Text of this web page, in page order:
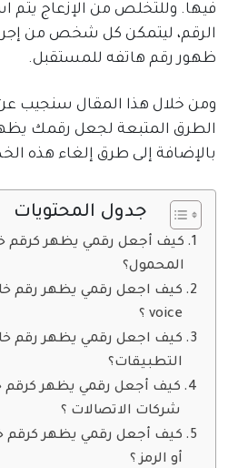
فيها. وللتخلص من الإزعاج يتم
الرقم، ليتمكن كل شخص من
ظهور رقم هاتفه للمستقبل.
ومن خلال هذا المقال سنجيب
الطرق المتبعة لجعل رقمك
بالإضافة إلى طرق إلغاء هذه
جدول المحتويات
كيف أجعل رقمي يظهر كرقم
المحمول؟
voice ؟
كيف اجعل رقمي يظهر رقم
التطبيقات؟
كيف أجعل رقمي يظهر
شركات الاتصالات ؟
كيف أجعل رقمي يظهر كرقم
أو الرمز ؟